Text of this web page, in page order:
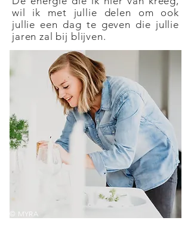
wil ik met jullie delen om ook
jullie een dag te geven die jullie
jaren zal bij blijven.
© MYRA